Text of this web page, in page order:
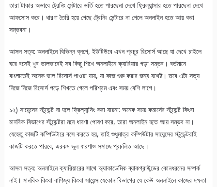
তারা টাকার অভাবে ট্রেনিং সেন্টারে ভর্তি হতে পারছেনা দেখে ফ্রিল্যান্সার হতে পারছেনা দেখে
আফসোস করে। ধারণা তৈরি হয়ে গেছে ট্রেনিং সেন্টারে না গেলে অনলাইন হতে আয় করা
সম্ভবনা।
আসল সত্য: অনলাইনে বিভিন্ন ব্লগে, ইউটিউবে এখন প্রচুর রিসোর্স আছে যা দেখে চাইলে
ঘরে বসেই খুব ভালভাবেই সব কিছু শিখে অনলাইনে ক্যারিয়ার গড়া সম্ভব। বর্তমানে
বাংলাতেই অনেক ভাল রিসোর্স পাওয়া যায়, যা কাজ শুরু করার জন্য যথেষ্ট। তবে এটা সত্য
নিজে নিজে রিসোর্স পড়ে শিখতে গেলে পরিশ্রম এবং সময় বেশি লাগে।
১২) সায়েন্সের স্টুডেন্ট না হলে ফ্রিল্যান্সিং করা যায়না: অনেক সময় কমার্সের স্টুডেন্ট কিংবা
মানবিক বিভাগের স্টুডেন্টরা মনে ধারণা পোষণ করে, তারা অনলাইন হতে আয় সম্ভব না।
যেহেতু কাজটি কম্পিউটারে বসে করতে হয়, তাই শুধুমাত্র কম্পিউটার সায়েন্সের স্টুডেন্টরাই
কাজটি করতে পারবে, এরকম ভুল ধারণাও সমাজে প্রচলিত আছে।
আসল সত্য: অনলাইনে ক্যারিয়ারের সাথে অ্যাকাডেমিক ব্যাকগ্রাউন্ডের কোনধরনের সম্পর্ক
নাই। মানবিক কিংবা বাণিজ্য কিংবা সায়েন্স যেকোন বিভাগের যে কেউ অনলাইনে কাজের দক্ষতা